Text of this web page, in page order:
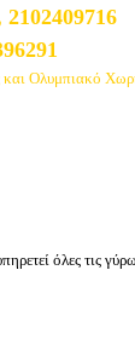
και Ολυμπιακό
όλες τις